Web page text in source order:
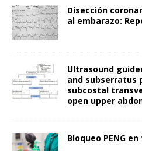
Disección
al embarazo:
Ultrasound
and subserratus
subcostal
open upper
Bloqueo PENG